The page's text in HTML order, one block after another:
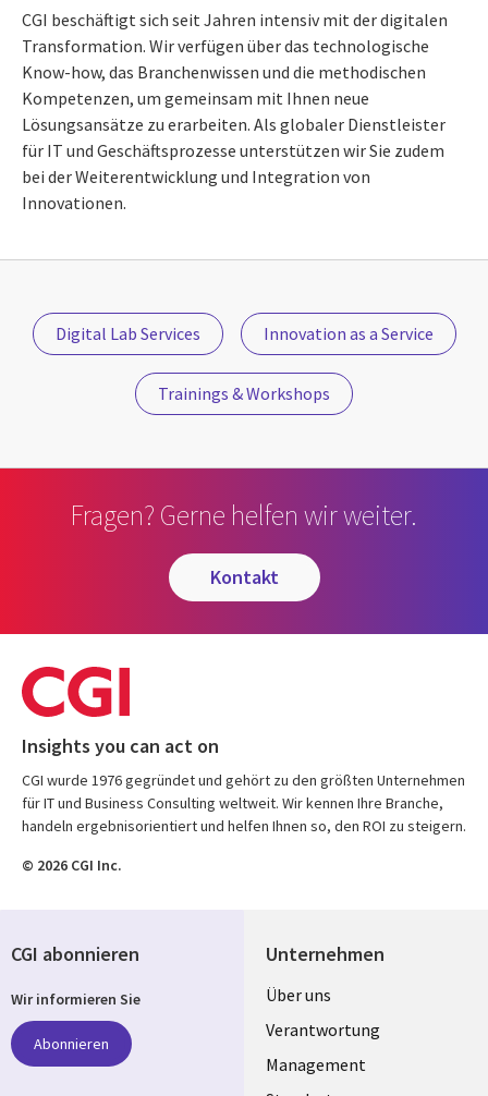
CGI beschäftigt sich seit Jahren intensiv mit der digitalen
Transformation. Wir verfügen über das technologische
Know-how, das Branchenwissen und die methodischen
Kompetenzen, um gemeinsam mit Ihnen neue
Lösungsansätze zu erarbeiten. Als globaler Dienstleister
für IT und Geschäftsprozesse unterstützen wir Sie zudem
bei der Weiterentwicklung und Integration von
Innovationen.
Digital Lab Services Innovation as a Service
Trainings & Workshops
Fragen? Gerne helfen wir weiter.
kontakt
Insights you can act on
CGI wurde 1976 gegründet und gehört zu den größten Unternehmen
für IT und Business Consulting weltweit. Wir kennen Ihre Branche,
handeln ergebnisorientiert und helfen Ihnen so, den ROI zu steigern.
© 2026 CGI Inc.
Unternehmen
Useful
links
GERMANY
Über uns
Verantwortung
Management
CGI abonnieren
Wir informieren Sie
Abonnieren